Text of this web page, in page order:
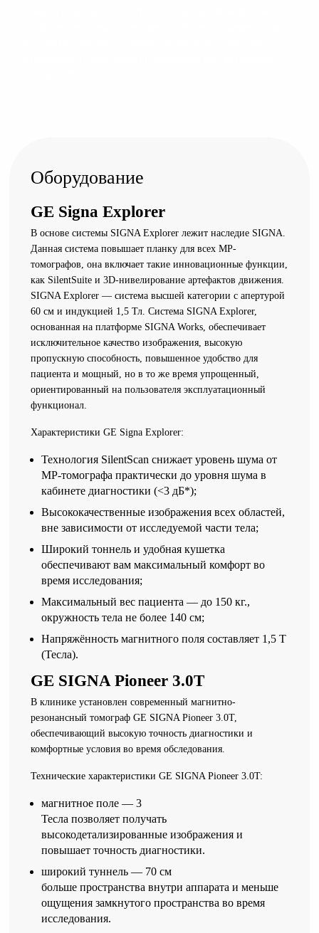
Оборудование
GE Signa Explorer
В основе системы SIGNA Explorer лежит наследие SIGNA.
Данная система повышает планку для всех МР-
томографов, она включает такие инновационные функции,
как SilentSuite и 3D-нивелирование артефактов движения.
SIGNA Explorer — система высшей категории с апертурой
60 см и индукцией 1,5 Тл. Система SIGNA Explorer,
основанная на платформе SIGNA Works, обеспечивает
исключительное качество изображения, высокую
пропускную способность, повышенное удобство для
пациента и мощный, но в то же время упрощенный,
ориентированный на пользователя эксплуатационный
функционал.
Характеристики GE Signa Explorer:
Технология SilentScan снижает уровень шума от
МР-томографа практически до уровня шума в
кабинете диагностики (<3 дБ*);
Высококачественные изображения всех областей,
вне зависимости от исследуемой части тела;
Широкий тоннель и удобная кушетка
обеспечивают вам максимальный комфорт во
время исследования;
Максимальный вес пациента — до 150 кг.,
окружность тела не более 140 см;
Напряжённость магнитного поля составляет 1,5 T
(Тесла).
GE SIGNA Pioneer 3.0T
В клинике установлен современный магнитно-
резонансный томограф GE SIGNA Pioneer 3.0T,
обеспечивающий высокую точность диагностики и
комфортные условия во время обследования.
Технические характеристики GE SIGNA Pioneer 3.0T:
магнитное поле — 3
Тесла позволяет получать
высокодетализированные изображения и
повышает точность диагностики.
широкий туннель — 70 см
больше пространства внутри аппарата и меньше
ощущения замкнутого пространства во время
исследования.